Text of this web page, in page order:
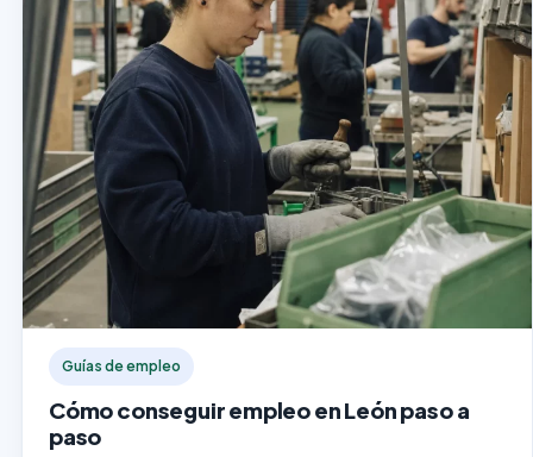
Guías de empleo
Cómo conseguir empleo en León paso a
paso